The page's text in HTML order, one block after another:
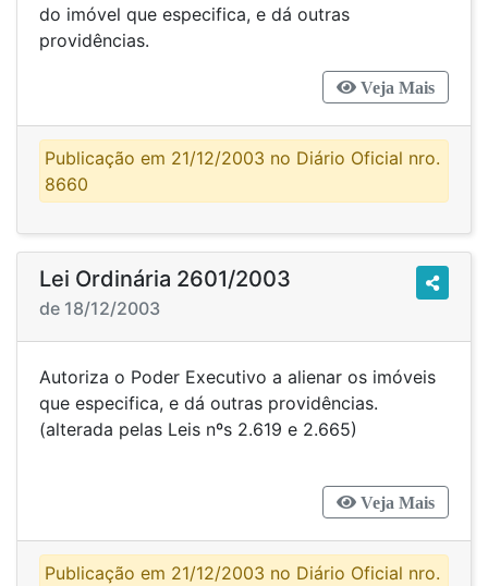
do imóvel que especifica, e dá outras
providências.
Veja Mais
Publicação em 21/12/2003 no Diário Oficial nro.
8660
Lei Ordinária 2601/2003
de 18/12/2003
Autoriza o Poder Executivo a alienar os imóveis
que especifica, e dá outras providências.
(alterada pelas Leis nºs 2.619 e 2.665)
Veja Mais
Publicação em 21/12/2003 no Diário Oficial nro.